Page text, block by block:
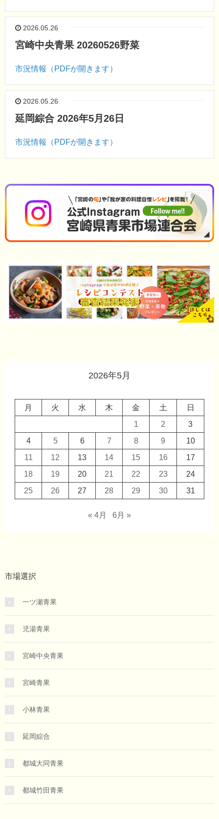
2026.05.26
宮崎中央青果 20260526野菜
市況情報（PDFが開きます）
2026.05.26
延岡綜合 2026年5月26日
市況情報（PDFが開きます）
2026年5月
月 火 水 木 金 土
日
1
2
3
4
5 6 7 8 9
10
11
12 13 14 15 16
17
18
19 20 21 22 23
24
25
26 27 28 29 30 31
« 4月 6月 »
市場選択
一ツ瀬青果
児湯青果
宮崎中央青果
宮崎青果
小林青果
延岡綜合
都城大同青果
都城竹田青果